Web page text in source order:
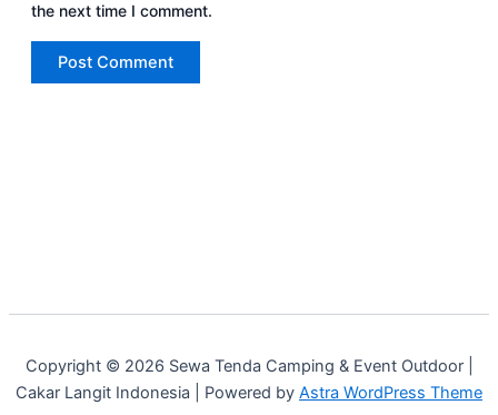
the next time I comment.
Copyright © 2026 Sewa Tenda Camping & Event Outdoor |
Cakar Langit Indonesia | Powered by Astra WordPress Theme